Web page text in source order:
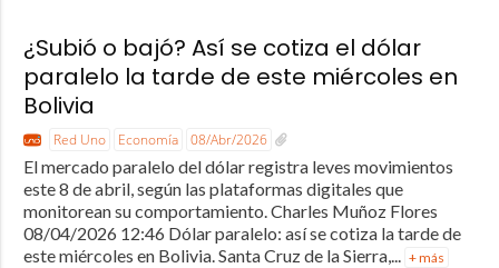
¿Subió o bajó? Así se cotiza el dólar
paralelo la tarde de este miércoles en
Bolivia
Red Uno Economía 08/Abr/2026
El mercado paralelo del dólar registra leves movimientos
este 8 de abril, según las plataformas digitales que
monitorean su comportamiento. Charles Muñoz Flores
08/04/2026 12:46 Dólar paralelo: así se cotiza la tarde de
este miércoles en Bolivia. Santa Cruz de la Sierra,... + más